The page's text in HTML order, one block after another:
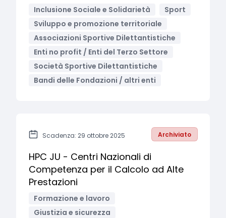
Inclusione Sociale e Solidarietà
Sport
Sviluppo e promozione territoriale
Associazioni Sportive Dilettantistiche
Enti no profit / Enti del Terzo Settore
Società Sportive Dilettantistiche
Bandi delle Fondazioni / altri enti
Scadenza: 29 ottobre 2025 Archiviato
HPC JU - Centri Nazionali di
Competenza per il Calcolo ad Alte
Prestazioni
Formazione e lavoro
Giustizia e sicurezza